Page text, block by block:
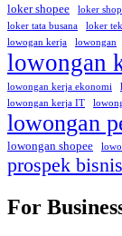
loker shopee loker
loker tata busana
loker
lowogan kerja
lowongan
lowongan
lowongan kerja ekonomi
lowongan kerja IT
lowongan
lowongan shopee
prospek bisnis
For